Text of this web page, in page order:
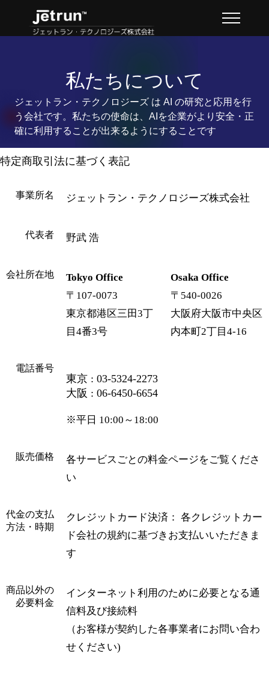
私たちについて
ジェットラン・テクノロジーズ は AI の研究と応用を行
う会社です。私たちの使命は、AIを企業がより安全・正
確に利用することが出来るようにすることです
特定商取引法に基づく表記
事業所名 ジェットラン・テクノロジーズ株式会社
代表者 野武 浩
会社所在地
Tokyo Office
〒107-0073
東京都港区三田3丁
目4番3号
Osaka Office
〒540-0026
大阪府大阪市中央区
内本町2丁目4-16
電話番号
東京 : 03-5324-2273
大阪 : 06-6450-6654
※平日 10:00～18:00
販売価格
各サービスごとの料金ページをご覧くださ
い
代金の支払
方法・時期
クレジットカード決済： 各クレジットカー
ド会社の規約に基づきお支払いいただきま
す
商品以外の
必要料金
インターネット利用のために必要となる通
信料及び接続料
（お客様が契約した各事業者にお問い合わ
せください)